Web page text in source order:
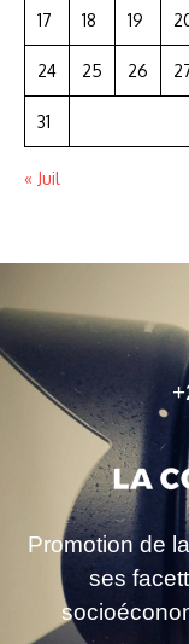
17 18 19
24 25 26
31
« Juil
Promotion de
ses